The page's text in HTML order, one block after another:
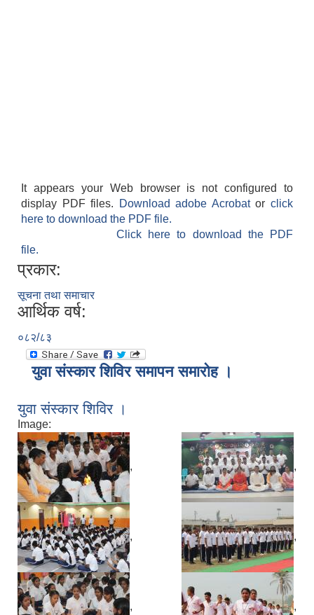
It appears your Web browser is not configured to
display PDF files.
Download adobe Acrobatorclick
here to download the PDF file.
Click here to download the PDF
file.
प्रकार:
सूचना तथा समाचार
आर्थिक वर्ष:
०८२/८३
युवा संस्कार शिविर समापन समारोह ।
युवा संस्कार शिविर ।
Image:
, ,
, ,
, ,